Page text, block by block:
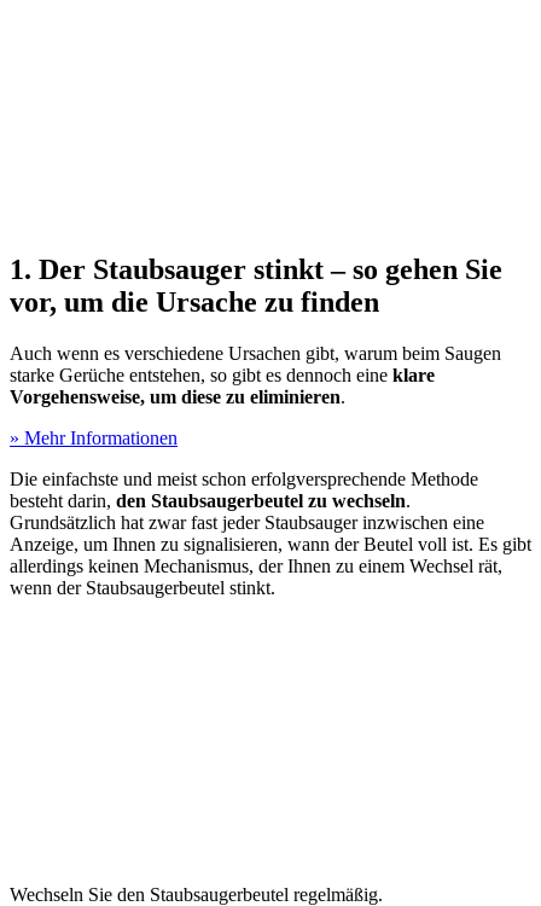
1. Der Staubsauger stinkt – so gehen Sie
vor, um die Ursache zu finden
Auch wenn es verschiedene Ursachen gibt, warum beim Saugen
starke Gerüche entstehen, so gibt es dennoch eine klare
Vorgehensweise, um diese zu eliminieren.
» Mehr Informationen
Die einfachste und meist schon erfolgversprechende Methode
besteht darin, den Staubsaugerbeutel zu wechseln.
Grundsätzlich hat zwar fast jeder Staubsauger inzwischen eine
Anzeige, um Ihnen zu signalisieren, wann der Beutel voll ist. Es gibt
allerdings keinen Mechanismus, der Ihnen zu einem Wechsel rät,
wenn der Staubsaugerbeutel stinkt.
Wechseln Sie den Staubsaugerbeutel regelmäßig.